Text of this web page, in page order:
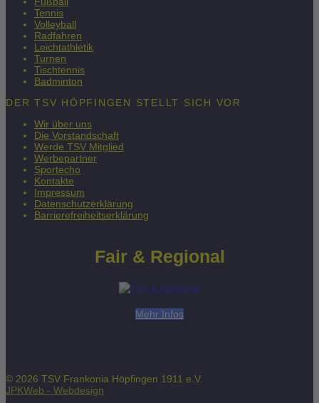
Tennis
Volleyball
Radfahren
Leichtathletik
Turnen
Tischtennis
Badminton
DER TSV HÖPFINGEN STELLT SICH VOR
Wir über uns
Die Vorstandschaft
Werde TSV Mitglied
Werbepartner
Sportecho
Kontakte
Impressum
Datenschutzerklärung
Barrierefreiheitserklärung
Fair & Regional
Mehr Infos
© 2026 TSV Frankonia Höpfingen 1911 e.V.
JPKWeb - Webdesign